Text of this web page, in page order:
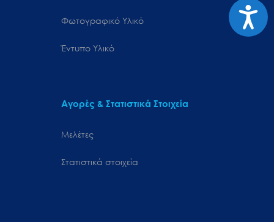
Φωτογραφικό Υλικό
Έντυπο Υλικό
Αγορές & Στατιστικά Στοιχεία
Μελέτες
Στατιστικά στοιχεία